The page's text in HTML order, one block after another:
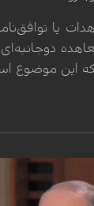
یا
که این موضوع